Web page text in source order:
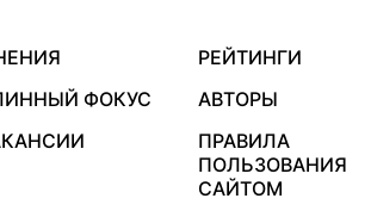
РЕЙТИНГИ
ФОКУС
АВТОРЫ
ПРАВИЛА
ПОЛЬЗОВАНИЯ
САЙТОМ